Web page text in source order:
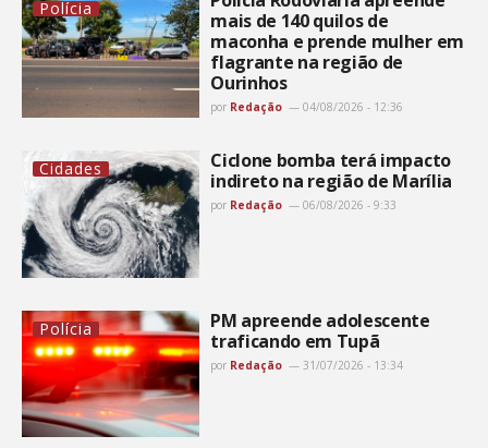
Polícia
mais de 140 quilos de
maconha e prende mulher em
flagrante na região de
Ourinhos
por Redação 04/08/2026 - 12:36
Cidades
Ciclone bomba terá impacto
indireto na região de Marília
por Redação 06/08/2026 - 9:33
Polícia
PM apreende adolescente
traficando em Tupã
por Redação 31/07/2026 - 13:34